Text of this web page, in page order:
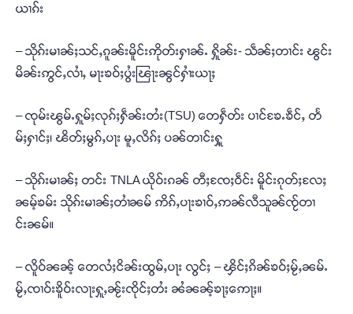
ယၢၵ်း
– သိုၵ်းမၢၼ်ႈသင်ႇၵူၼ်းမိူင်းဢိုတ်းႁၢၼ်ႉ ႁိူၼ်း- သဵၼ်ႈတၢင်း ၽွင်း
မိၼ်းဢွင်ႇလၢႆႇ မႃးၶဝ်ႈပွႆးၽြႃးၼွင်ႁၢႆးယႃႈ
– ၸုမ်းၽွမ်ႉႁူမ်ႈလုၵ်ႈႁဵၼ်းတႆး(TSU) တေႁဵတ်း ပၢင်ၶႄႉၶဵင်ႇ တႅ
မ်ႈႁၢင်ႈ၊ ၽိတ်ႈမွၵ်ႇပႃး မူႇလိၵ်ႈ ပၼ်တၢင်းႁူ့
– သိုၵ်းမၢၼ်ႈ တင်း TNLA ယိုဝ်းၵၼ် တီႈၸႄႈဝဵင်း မိူင်းၵုတ်ႈလႄႈ
ၼမ့်ၶမ်း သိုၵ်းမၢၼ်ႈတၢႆၼမ် ဢိၵ်ႇပႃးၶၢဝ်ႇဢၼ်လီသူၼ်ၸႂ်တၢ
င်းၼမ်။
– လိူဝ်ၼၼ့် တေလႆႈငိၼ်းထွမ်ႇပႃး လွင်ႈ – ၾိင်ႈၵိၼ်ၶဝ်ႈမႂ်ႇၼမ်ႉ
မႂ်ႇၸၢဝ်းၶိူဝ်းလႃးႁူႇၼႂ်းၸိုင်ႈတႆး ၼႆၼၼ့်ၶႃႈဢေႃႈ။